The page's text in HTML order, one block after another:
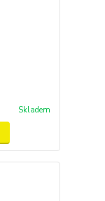
Skladem